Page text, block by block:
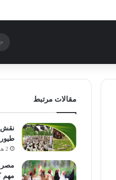
مقالات مرتبط
نقش
طیور
2 هفته پیش
مهم